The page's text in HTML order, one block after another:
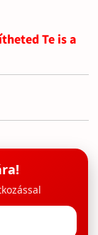
Te is a